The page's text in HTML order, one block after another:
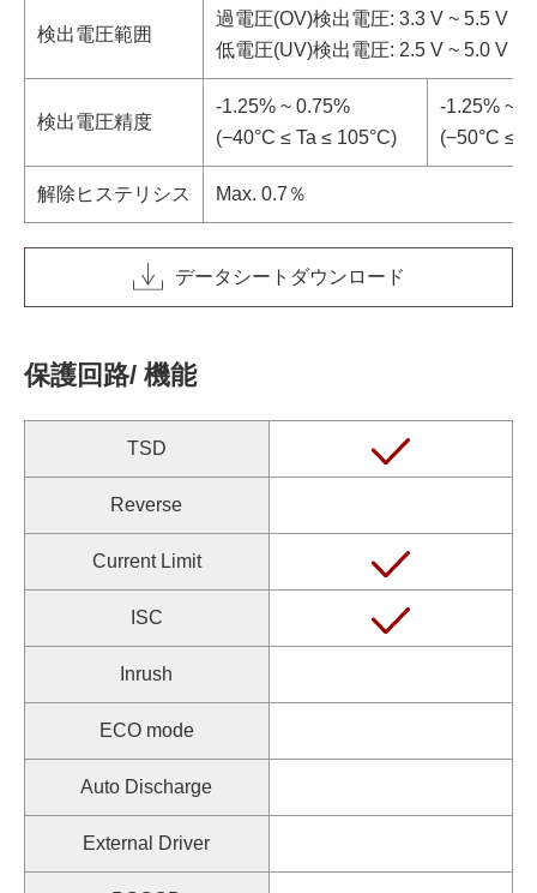
検出電圧範囲
過電圧(OV)検出電圧: 3.3 V ~ 5.5 V
低電圧(UV)検出電圧: 2.5 V ~ 5.0 V
検出電圧精度
-1.25% ~ 0.75%
(−40°C ≤ Ta ≤ 105°C)
-1.25% ~
(−50°C ≤
解除ヒステリシス Max. 0.7％
データシートダウンロード
保護回路/ 機能
TSD
Reverse
Current Limit
ISC
Inrush
ECO mode
Auto Discharge
External Driver